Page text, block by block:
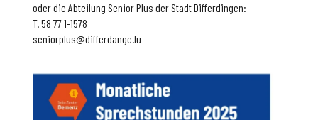
oder die Abteilung Senior Plus der Stadt Differdingen:
T. 58 77 1-1578
seniorplus@differdange.lu